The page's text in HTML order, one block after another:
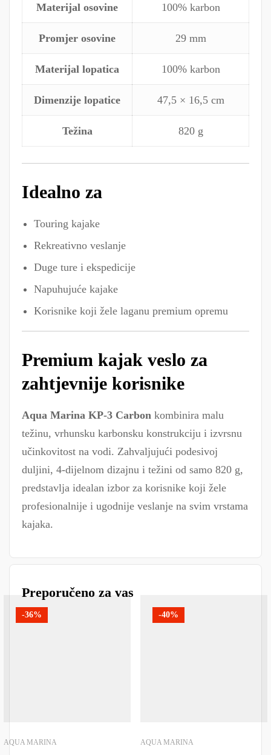
Materijal osovine 100% karbon
Promjer osovine 29 mm
Materijal lopatica 100% karbon
Dimenzije lopatice 47,5 × 16,5 cm
Težina 820 g
Idealno za
Touring kajake
Rekreativno veslanje
Duge ture i ekspedicije
Napuhujuće kajake
Korisnike koji žele laganu premium opremu
Premium kajak veslo za
zahtjevnije korisnike
Aqua Marina KP-3 Carbon kombinira malu
težinu, vrhunsku karbonsku konstrukciju i izvrsnu
učinkovitost na vodi. Zahvaljujući podesivoj
duljini, 4-dijelnom dizajnu i težini od samo 820 g,
predstavlja idealan izbor za korisnike koji žele
profesionalnije i ugodnije veslanje na svim vrstama
kajaka.
Preporučeno za vas
-36%
AQUA MARINA
-40%
AQUA MARINA